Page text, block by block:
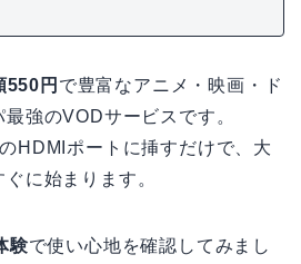
550円 で豊富なアニメ・映画・ド
強のVODサービスです。
HDMIポートに挿すだけで、大
に始まります。
験で使い心地を確認してみまし